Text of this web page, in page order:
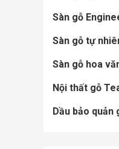
Sàn gỗ
Sàn gỗ tự
Sàn gỗ hoa
Nội thất gỗ
Dầu bảo quản